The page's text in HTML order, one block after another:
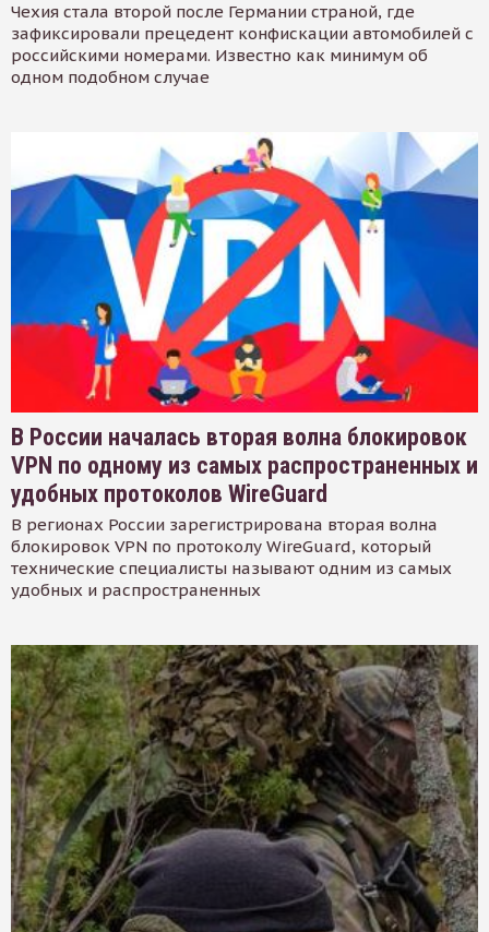
Чехия стала второй после Германии страной, где
зафиксировали прецедент конфискации автомобилей с
российскими номерами. Известно как минимум об
одном подобном случае
В России началась вторая волна блокировок
VPN по одному из самых распространенных и
удобных протоколов WireGuard
В регионах России зарегистрирована вторая волна
блокировок VPN по протоколу WireGuard, который
технические специалисты называют одним из самых
удобных и распространенных